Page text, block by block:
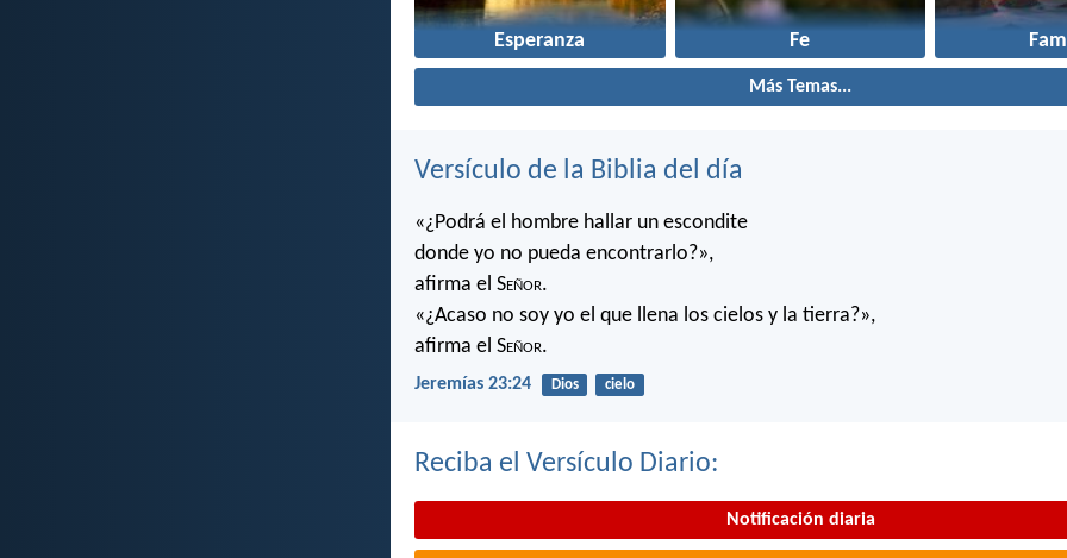
Esperanza Fe
Más Temas...
Versículo de la Biblia del día
«¿Podrá el hombre hallar un escondite
donde yo no pueda encontrarlo?»,
afirma el Señor.
«¿Acaso no soy yo el que llena los cielos y la tierra?»,
afirma el Señor.
Jeremías 23:24 Dios cielo
Reciba el Versículo Diario:
Notificación diaria